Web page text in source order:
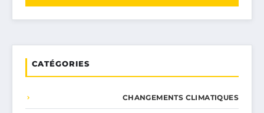
CATÉGORIES
CHANGEMENTS CLIMATIQUES